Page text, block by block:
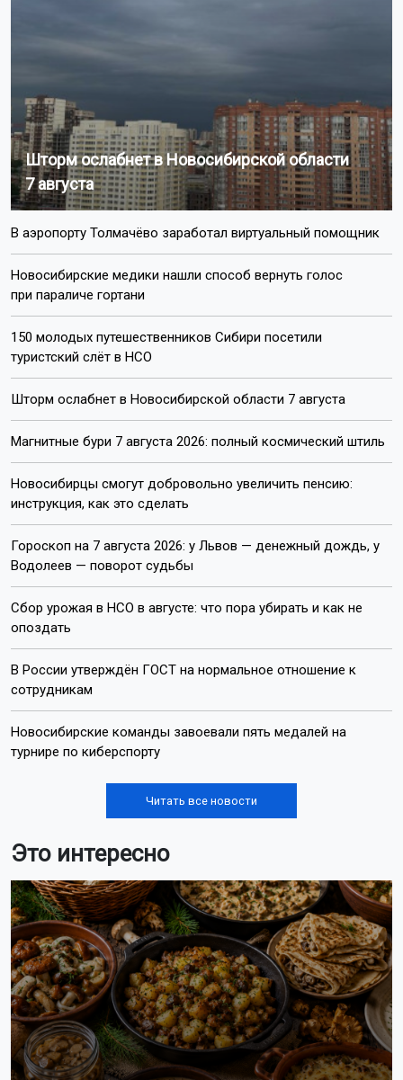
Шторм ослабнет в Новосибирской области
7 августа
В аэропорту Толмачёво заработал виртуальный помощник
Новосибирские медики нашли способ вернуть голос
при параличе гортани
150 молодых путешественников Сибири посетили
туристский слёт в НСО
Шторм ослабнет в Новосибирской области 7 августа
Магнитные бури 7 августа 2026: полный космический штиль
Новосибирцы смогут добровольно увеличить пенсию:
инструкция, как это сделать
Гороскоп на 7 августа 2026: у Львов — денежный дождь, у
Водолеев — поворот судьбы
Сбор урожая в НСО в августе: что пора убирать и как не
опоздать
В России утверждён ГОСТ на нормальное отношение к
сотрудникам
Новосибирские команды завоевали пять медалей на
турнире по киберспорту
Читать все новости
Это интересно